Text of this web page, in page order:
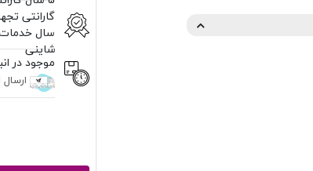
سال
شاینی
موجود در
ارسال از 10 روز